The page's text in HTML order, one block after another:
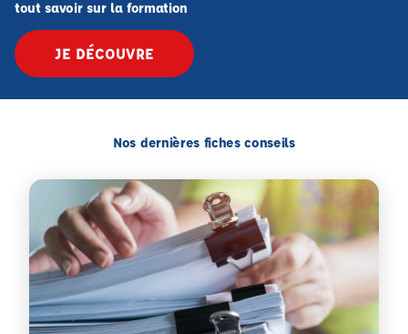
tout savoir sur la formation
JE DÉCOUVRE
Nos dernières fiches conseils